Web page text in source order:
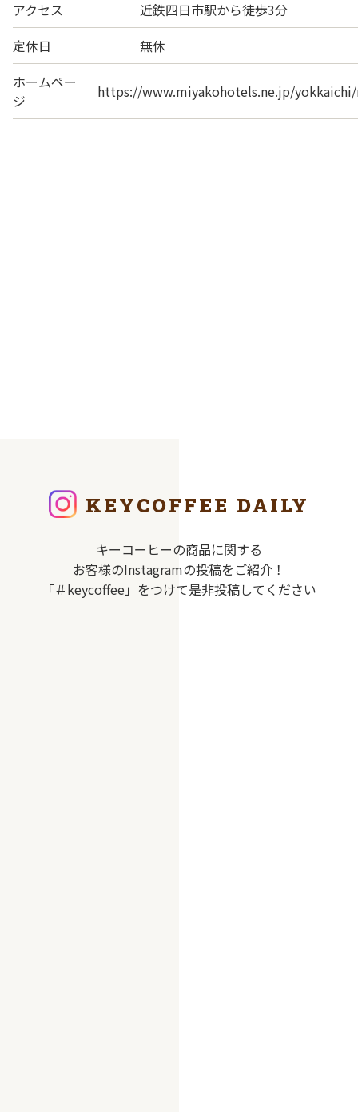
アクセス
近鉄四日市駅から徒歩3分
定休日
無休
ホームペー
ジ
https://www.miyakohotels.ne.jp/
KEYCOFFEE DAILY
キーコーヒーの商品に関する
お客様のInstagramの投稿をご紹介！
「＃keycoffee」をつけて是非投稿してください